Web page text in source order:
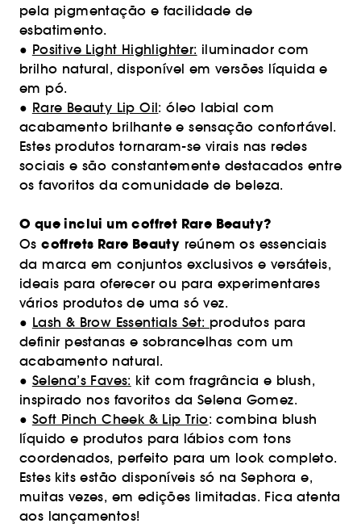
pela pigmentação e facilidade de
esbatimento.
● Positive Light Highlighter: iluminador com
brilho natural, disponível em versões líquida e
em pó.
● Rare Beauty Lip Oil: óleo labial com
acabamento brilhante e sensação confortável.
Estes produtos tornaram-se virais nas redes
sociais e são constantemente destacados entre
os favoritos da comunidade de beleza.
O que inclui um coffret Rare Beauty?
Oscoffrets Rare Beauty reúnem os essenciais
da marca em conjuntos exclusivos e versáteis,
ideais para oferecer ou para experimentares
vários produtos de uma só vez.
● Lash & Brow Essentials Set: produtos para
definir pestanas e sobrancelhas com um
acabamento natural.
● Selena’s Faves: kit com fragrância e blush,
inspirado nos favoritos da Selena Gomez.
● Soft Pinch Cheek & Lip Trio: combina blush
líquido e produtos para lábios com tons
coordenados, perfeito para um look completo.
Estes kits estão disponíveis só na Sephora e,
muitas vezes, em edições limitadas. Fica atenta
aos lançamentos!